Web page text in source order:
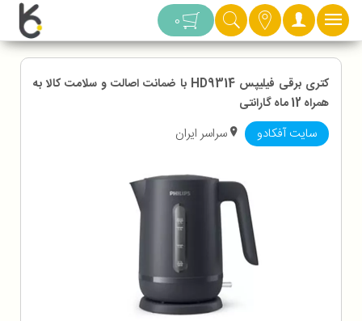
دسته بندی 0
کتری برقی فیلیپس HD9314 با ضمانت اصالت و سلامت کالا به
همراه 12 ماه گارانتی
سایت آفکادو سراسر ایران